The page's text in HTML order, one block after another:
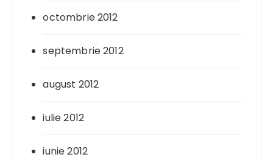
octombrie 2012
septembrie 2012
august 2012
iulie 2012
iunie 2012